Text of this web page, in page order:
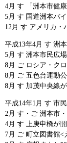
4月 す 「洲本市健
5月 す 国道洲本バ
12月 す アメリカ・
平成13年4月 す 洲
5月 す 洲本市民広
8月 ご ロシア・ク
8月 ご 五色台運動
8月 す 加茂中央線
平成14年1月 す 市
2月 す・ご 洲本市
4月 す 上庚申橋が
7月 ご 町立図書館<